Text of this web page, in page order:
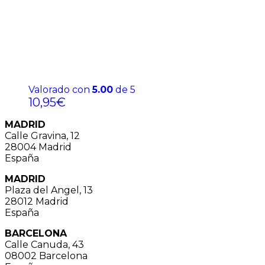
Valorado con5.00 de 5
10,95€
MADRID
Calle Gravina, 12
28004 Madrid
España
MADRID
Plaza del Angel, 13
28012 Madrid
España
BARCELONA
Calle Canuda, 43
08002 Barcelona